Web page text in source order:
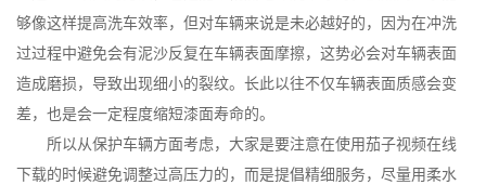
够像这样提高洗车效率，但对车辆来说是未必越好的，因为在冲洗
过过程中避免会有泥沙反复在车辆表面摩擦，这势必会对车辆表面
造成磨损，导致出现细小的裂纹。长此以往不仅车辆表面质感会变
差，也是会一定程度缩短漆面寿命的。
所以从保护车辆方面考虑，大家是要注意在使用茄子视频在线
下载的时候避免调整过高压力的，而是提倡精细服务，尽量用柔水